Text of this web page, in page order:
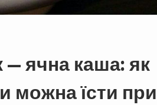
— ячна каша: як
можна їсти при